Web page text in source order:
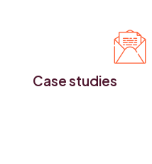


Case studies